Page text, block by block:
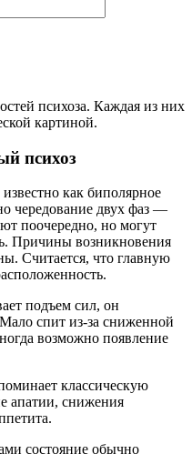
психоза. Каждая из них
картиной.
психоз
как биполярное
чередование двух фаз —
поочередно, но могут
Причины возникновения
Считается, что главную
подъем сил, он
спит из-за сниженной
возможно появление
классическую
апатии, снижения
состояние обычно